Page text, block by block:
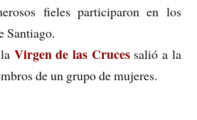
fieles participaron en los
Santiago.
Virgen de las Crucessalió a la
de un grupo de mujeres.